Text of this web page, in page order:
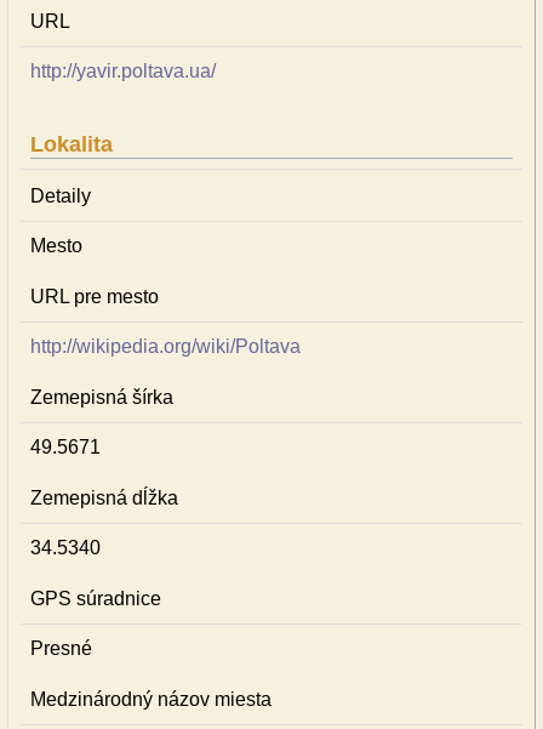
URL
http://yavir.poltava.ua/
Lokalita
Detaily
Mesto
URL pre mesto
http://wikipedia.org/wiki/Poltava
Zemepisná šírka
49.5671
Zemepisná dĺžka
34.5340
GPS súradnice
Presné
Medzinárodný názov miesta